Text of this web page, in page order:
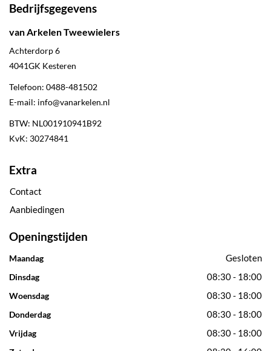
Bedrijfsgegevens
van Arkelen Tweewielers
Achterdorp 6
4041GK Kesteren
Telefoon: 0488-481502
E-mail: info@vanarkelen.nl
BTW: NL001910941B92
KvK: 30274841
Extra
Contact
Aanbiedingen
Openingstijden
Maandag Gesloten
Dinsdag 08:30 - 18:00
Woensdag 08:30 - 18:00
Donderdag 08:30 - 18:00
Vrijdag 08:30 - 18:00